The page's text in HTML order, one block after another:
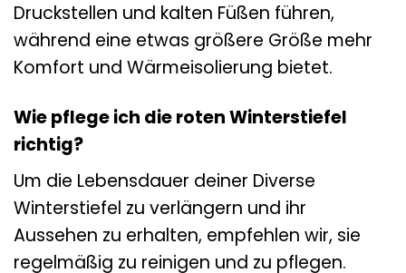
Druckstellen und kalten Füßen führen,
während eine etwas größere Größe mehr
Komfort und Wärmeisolierung bietet.
Wie pflege ich die roten Winterstiefel
richtig?
Um die Lebensdauer deiner Diverse
Winterstiefel zu verlängern und ihr
Aussehen zu erhalten, empfehlen wir, sie
regelmäßig zu reinigen und zu pflegen.